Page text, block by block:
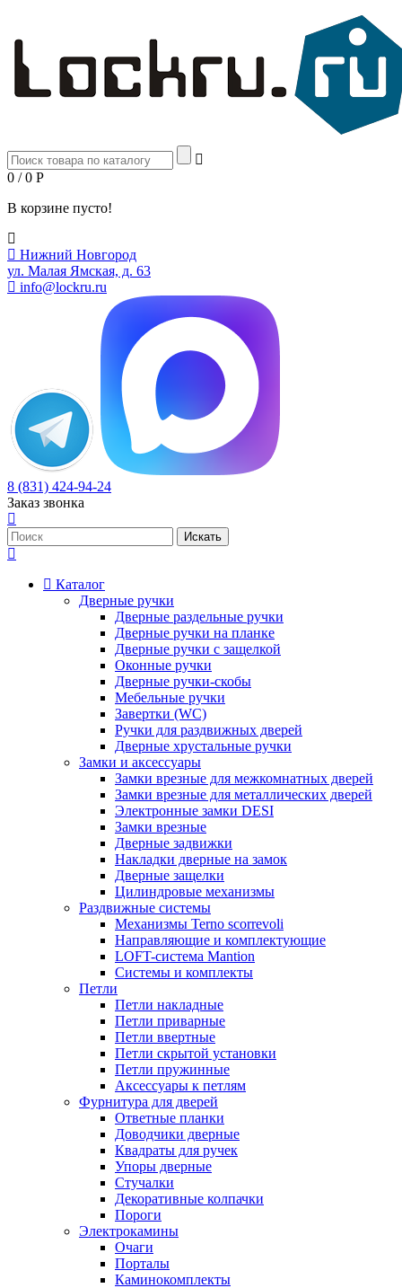
0 / 0 Р
В корзине пусто!
Нижний Новгород
ул. Малая Ямская, д. 63
info@lockru.ru
8 (831) 424-94-24
Заказ звонка
Каталог
Дверные ручки
Дверные раздельные ручки
Дверные ручки на планке
Дверные ручки с защелкой
Оконные ручки
Дверные ручки-скобы
Мебельные ручки
Завертки (WC)
Ручки для раздвижных дверей
Дверные хрустальные ручки
Замки и аксессуары
Замки врезные для межкомнатных дверей
Замки врезные для металлических дверей
Электронные замки DESI
Замки врезные
Дверные задвижки
Накладки дверные на замок
Дверные защелки
Цилиндровые механизмы
Раздвижные системы
Механизмы Terno scorrevoli
Направляющие и комплектующие
LOFT-cистема Mantion
Системы и комплекты
Петли
Петли накладные
Петли приварные
Петли ввертные
Петли скрытой установки
Петли пружинные
Аксессуары к петлям
Фурнитура для дверей
Ответные планки
Доводчики дверные
Квадраты для ручек
Упоры дверные
Стучалки
Декоративные колпачки
Пороги
Электрокамины
Очаги
Порталы
Каминокомплекты